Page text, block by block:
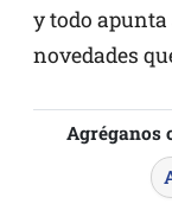
y todo
novedades
Agréganos